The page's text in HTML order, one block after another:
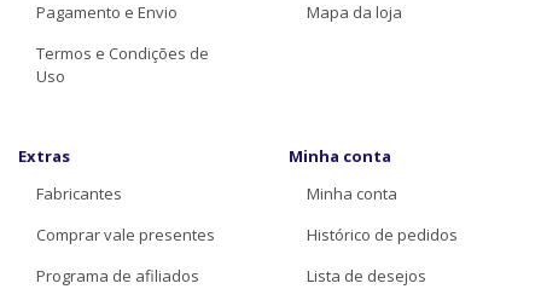
Pagamento e Envio
Termos e Condições de
Uso
Mapa da loja
Extras
Fabricantes
Comprar vale presentes
Programa de afiliados
Minha conta
Minha conta
Histórico de pedidos
Lista de desejos